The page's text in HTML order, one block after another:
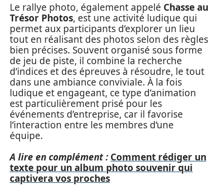
Le rallye photo, également appelé Chasse au
Trésor Photos, est une activité ludique qui
permet aux participants d’explorer un lieu
tout en réalisant des photos selon des règles
bien précises. Souvent organisé sous forme
de jeu de piste, il combine la recherche
d’indices et des épreuves à résoudre, le tout
dans une ambiance conviviale. À la fois
ludique et engageant, ce type d’animation
est particulièrement prisé pour les
événements d’entreprise, car il favorise
l’interaction entre les membres d’une
équipe.
A lire en complément : Comment rédiger un
texte pour un album photo souvenir qui
captivera vos proches